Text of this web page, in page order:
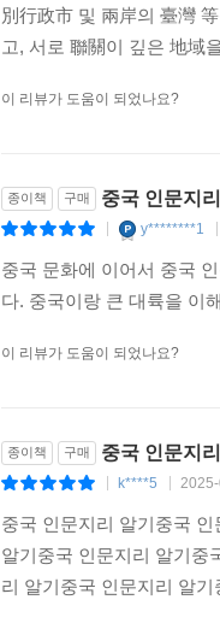
別行政市 및 兩岸의 臺灣
고, 서로 聯關이 깊은 地域
이 리뷰가 도움이 되었나요?
종이책 구매 중국 인문지리
y********1
중국 문화에 이어서 중국
다. 중국이랑 큰 대륙을 이
이 리뷰가 도움이 되었나요?
종이책 구매 중국 인문지리
k****5
중국 인문지리 알기중국
알기중국 인문지리 알기중
리 알기중국 인문지리 알